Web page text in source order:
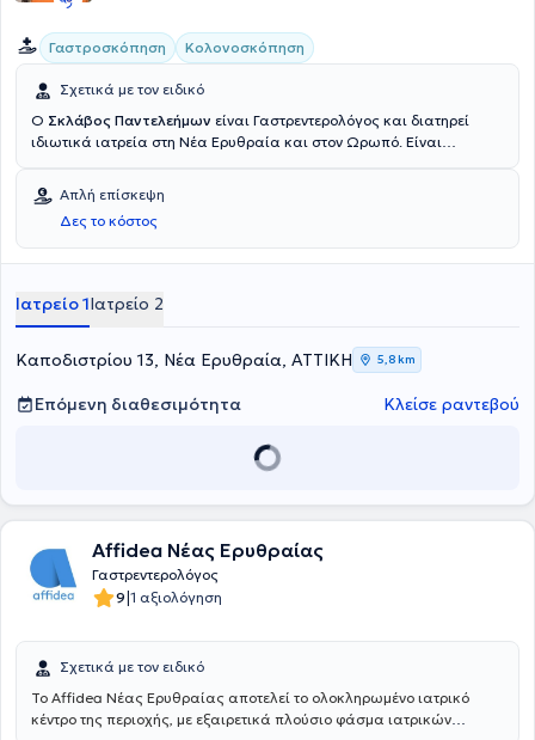
Γαστροσκόπηση Κολονοσκόπηση
Σχετικά με τον ειδικό
Ο Σκλάβος Παντελεήμων είναι Γαστρεντερολόγος και διατηρεί
ιδιωτικά ιατρεία στη Νέα Ερυθραία και στον Ωρωπό. Είναι
Πανεπιστημίου Αθηνών και εξειδικεύεται στις φλεγμονώδεις νόσους
του εντέρου, στην ενδοσκοπική γαστρεντερολογία και στην
ογκολογία πεπτικού. Στα ιδιωτικά του ιατρεία παρέχει πλήθος
υπηρεσιών, σεβόμενος πάντα τις ανάγκες εκάστοτε ασθενούς.
Απλή επίσκεψη
Δες το κόστος
Ιατρείο 1Ιατρείο 2
Καποδιστρίου 13, Νέα Ερυθραία, ΑΤΤΙΚΗ 5,8 km
Επόμενη διαθεσιμότητα Κλείσε ραντεβού
Affidea Νέας Ερυθραίας
Γαστρεντερολόγος
9|1 αξιολόγηση
Σχετικά με τον ειδικό
Το Affidea Νέας Ερυθραίας αποτελεί το ολοκληρωμένο ιατρικό
κέντρο της περιοχής, με εξαιρετικά πλούσιο φάσμα ιατρικών